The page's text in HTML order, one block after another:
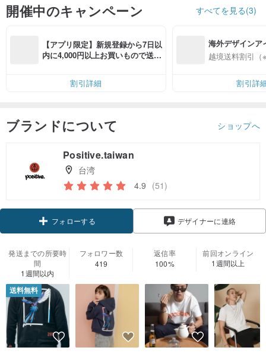
開催中のキャンペーン すべてを見る(3)
【アプリ限定】新規登録から7日以
内に4,000円以上お買いもので送料
割引詳細
海外デザインア
入
越境送料割引（
割引詳
ブランドについて ショップへ
Positive.taiwan
台湾
4.9 (51)
クーポン取得
フォローする
デザイナーに連絡
発送までの所要時
間
1週間以内
フォロワー数
419
返信率
100%
前回オンライン
1週間以上
送料無料